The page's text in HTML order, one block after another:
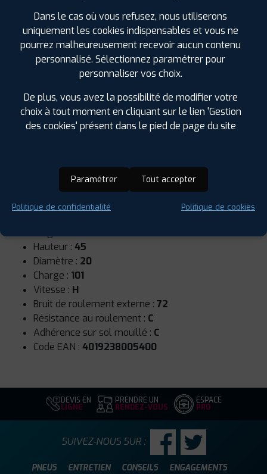
Saison :Été
Hauteur : 45
Diamètre : 20
Charge : 101
Vitesse : H
Bruit de roulement externe : 72
Résistance au roulement : C
Adhérence sur sol mouillé : C
Code EAN : 4019238005400
DEVIS EN
LIGNE
PRENDRE UN
RENDEZ-VOUS
ESPACE
PRO
PNEUS ENTRETIEN CONSEILS ENGAGEMENTS
SUIVEZ-NOUS SUR :
Dans le cas où vous refusez, nous utiliserons
uniquement les cookies indispensables et vous ne
pourrez malheureusement recevoir aucun contenu
personnalisé. Sélectionnez paramétrer pour
personnaliser vos choix.
De plus, vous avez la possibilité de modifier votre
choix à tout moment en cliquant sur le lien 'Gestion
des cookies' présent dans le pied de page du site
Paramétrer Tout accepter
Politique de confidentialité Politique de cookies